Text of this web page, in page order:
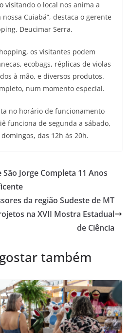
visitando o local nos anima a
Cuiabá”, destaca o gerente
Deucimar Serra.
os visitantes podem
ecobags, réplicas de violas
à mão, e diversos produtos.
num momento especial.
no horário de funcionamento
funciona de segunda a sábado,
das 12h às 20h.
Jorge Completa 11 Anos
da região Sudeste de MT
na XVII Mostra Estadual
de Ciência
também